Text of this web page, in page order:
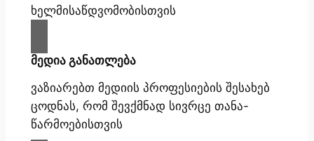
ხელმისაწდვომობისთვის
მედია განათლება
ვაზიარებთ მედიის პროფესიების შესახებ
ცოდნას, რომ შევქმნად სივრცე თანა-
წარმოებისთვის